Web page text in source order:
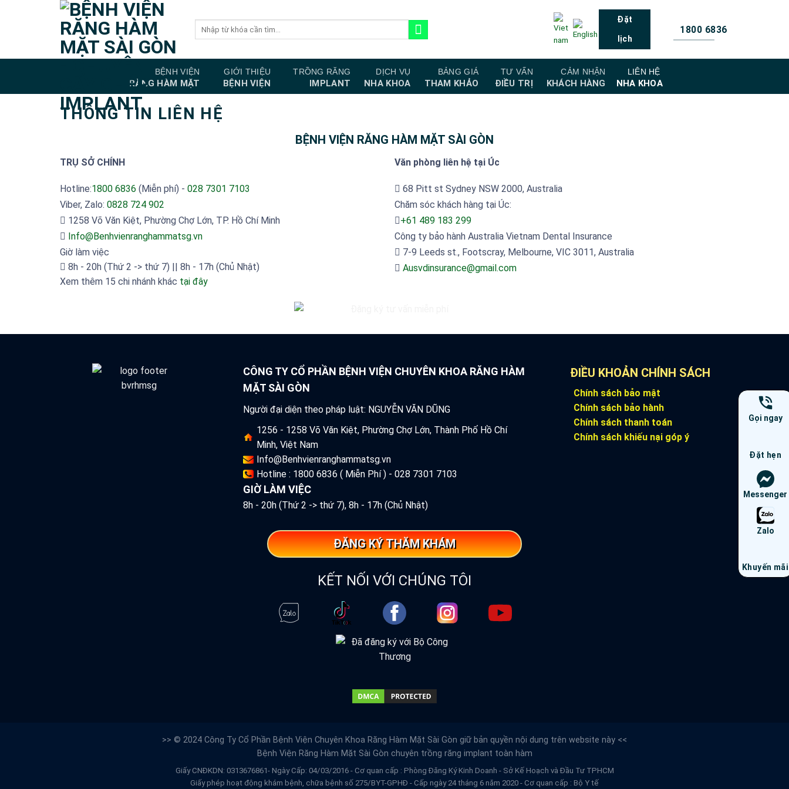
Đặt
lịch
1800 6836
BỆNH VIỆN
RĂNG HÀM MẶT
GIỚI THIỆU
BỆNH VIỆN
TRỒNG RĂNG
IMPLANT
DỊCH VỤ
NHA KHOA
BẢNG GIÁ
THAM KHẢO
TƯ VẤN
ĐIỀU TRỊ
CẢM NHẬN
KHÁCH HÀNG
LIÊN HỆ
NHA KHOA
THÔNG TIN LIÊN HỆ
BỆNH VIỆN RĂNG HÀM MẶT SÀI GÒN
TRỤ SỞ CHÍNH
Hotline:1800 6836 (Miễn phí) - 028 7301 7103
Viber, Zalo: 0828 724 902
1258 Võ Văn Kiệt, Phường Chợ Lớn, TP. Hồ Chí Minh
Info@Benhvienranghammatsg.vn
Giờ làm việc
8h - 20h (Thứ 2 -> thứ 7) || 8h - 17h (Chủ Nhật)
Xem thêm 15 chi nhánh khác tại đây
Văn phòng liên hệ tại Úc
68 Pitt st Sydney NSW 2000, Australia
Chăm sóc khách hàng tại Úc:
+61 489 183 299
Công ty bảo hành Australia Vietnam Dental Insurance
7-9 Leeds st., Footscray, Melbourne, VIC 3011, Australia
Ausvdinsurance@gmail.com
CÔNG TY CỔ PHẦN BỆNH VIỆN CHUYÊN KHOA RĂNG HÀM
MẶT SÀI GÒN
Người đại diện theo pháp luật: NGUYỄN VĂN DŨNG
1256 - 1258 Võ Văn Kiệt, Phường Chợ Lớn, Thành Phố Hồ Chí
Minh, Việt Nam
Info@Benhvienranghammatsg.vn
Hotline : 1800 6836 ( Miễn Phí ) - 028 7301 7103
GIỜ LÀM VIỆC
8h - 20h (Thứ 2 -> thứ 7), 8h - 17h (Chủ Nhật)
ĐIỀU KHOẢN CHÍNH SÁCH
Chính sách bảo mật
Chính sách bảo hành
Chính sách thanh toán
Chính sách khiếu nại góp ý
ĐĂNG KÝ THĂM KHÁM
KẾT NỐI VỚI CHÚNG TÔI
Gọi ngay
Đặt hẹn
Messenger
Zalo
Khuyến mãi
>> © 2024 Công Ty Cổ Phần Bệnh Viện Chuyên Khoa Răng Hàm Mặt Sài Gòn giữ bản quyền nội dung trên website này <<
Bệnh Viện Răng Hàm Mặt Sài Gòn chuyên trồng răng implant toàn hàm
Giấy CNĐKDN: 0313676861- Ngày Cấp: 04/03/2016 - Cơ quan cấp : Phòng Đăng Ký Kinh Doanh - Sở Kế Hoạch và Đầu Tư TPHCM
Giấy phép hoạt động khám bệnh, chữa bệnh số 275/BYT-GPHĐ - Cấp ngày 24 tháng 6 năm 2020 - Cơ quan cấp : Bộ Y tế